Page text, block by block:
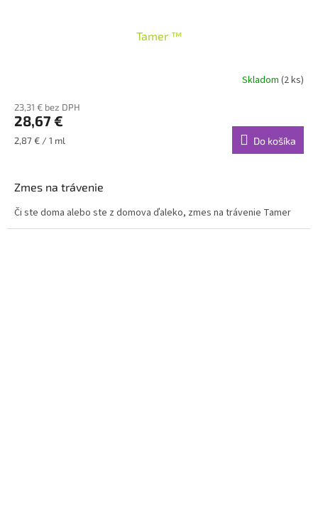
Tamer ™
produktu
je
2,8
Skladom(2 ks)
23,31 € bez DPH
28,67 €
Jednotková
2,87 € / 1 ml Do košíka
Zmes na trávenie
Či ste doma alebo ste z domova ďaleko, zmes na trávenie Tamer
musíte mať vždy poruke! Zmes Tamer má jedinečné účinky